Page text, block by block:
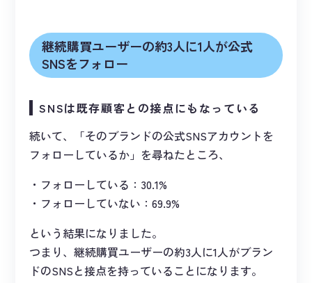
継続購買ユーザーの約3人に1人が公式
SNSをフォロー
SNSは既存顧客との接点にもなっている
続いて、「そのブランドの公式SNSアカウントを
フォローしているか」を尋ねたところ、
フォローしている：30.1%
フォローしていない：69.9%
という結果になりました。
つまり、継続購買ユーザーの約3人に1人がブラン
ドのSNSと接点を持っていることになります。